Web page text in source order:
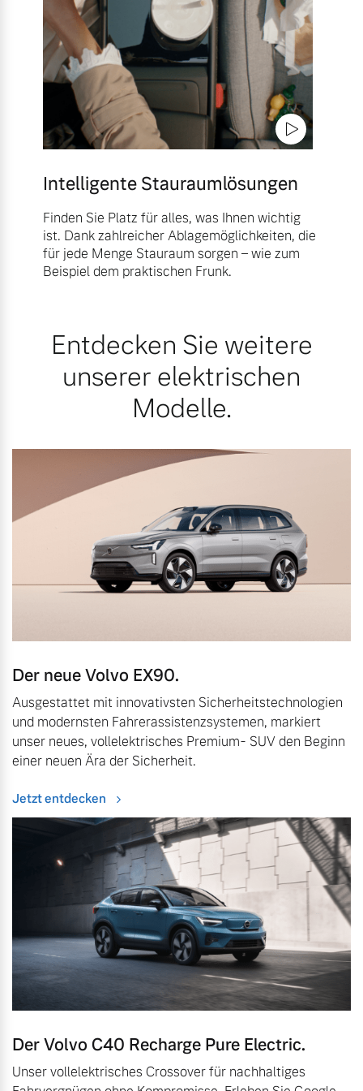
Intelligente Stauraumlösungen
Finden Sie Platz für alles, was Ihnen wichtig
ist. Dank zahlreicher Ablagemöglichkeiten, die
für jede Menge Stauraum sorgen – wie zum
Beispiel dem praktischen Frunk.
Entdecken Sie weitere
unserer elektrischen
Modelle.
Der neue Volvo EX90.
Ausgestattet mit innovativsten Sicherheitstechnologien
und modernsten Fahrerassistenzsystemen, markiert
unser neues, vollelektrisches Premium- SUV den Beginn
einer neuen Ära der Sicherheit.
Jetzt entdecken
Der Volvo C40 Recharge Pure Electric.
Unser vollelektrisches Crossover für nachhaltiges